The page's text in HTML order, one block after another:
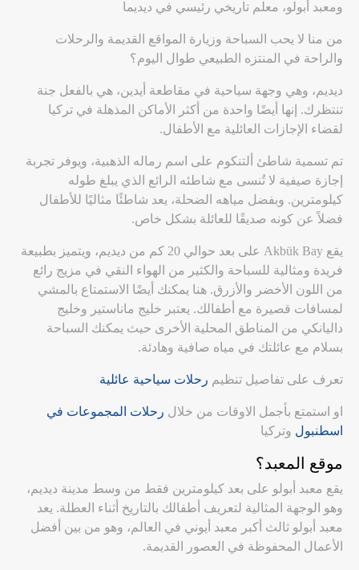
ومعبد أبولو، معلم تاريخي رئيسي في ديديما
من منا لا يحب السباحة وزيارة المواقع القديمة والرحلات
والراحة في المنتزه الطبيعي طوال اليوم؟
ديديم، وهي وجهة سياحية في مقاطعة أيدين، هي بالفعل جنة
تنتظرك. إنها أيضًا واحدة من أكثر الأماكن المذهلة في تركيا
لقضاء الإجازات العائلية مع الأطفال.
تم تسمية شاطئ ألتنكوم على اسم رماله الذهبية، ويوفر تجربة
إجازة صيفية لا تُنسى مع شاطئه الرائع الذي يبلغ طوله
كيلومترين. وبفضل مياهه الضحلة، يعد شاطئًا مثاليًا للأطفال
فضلاً عن كونه صديقًا للعائلة بشكل خاص.
يقع Akbük Bay على بعد حوالي 20 كم من ديديم، ويتميز بطبيعة
فريدة ومثالية للسباحة والكثير من الهواء النقي في مزيج رائع
من اللون الأخضر والأزرق. هنا يمكنك أيضًا الاستمتاع بالمشي
لمسافات قصيرة مع أطفالك. يعتبر خليج ماناستير وخليج
داليانكي من المناطق المحلية الأخرى حيث يمكنك السباحة
بسلام مع عائلتك في مياه صافية وهادئة.
تعرف على تفاصيل تنظيم رحلات سياحية عائلية
او استمتع بأجمل الاوقات من خلال رحلات المجموعات في
اسطنبول وتركيا
موقع المعبد؟
يقع معبد أبولو على بعد كيلومترين فقط من وسط مدينة ديديم،
وهو الوجهة المثالية لتعريف أطفالك بالتاريخ أثناء العطلة. يعد
معبد أبولو ثالث أكبر معبد أيوني في العالم، وهو من بين أفضل
الأعمال المحفوظة في العصور القديمة.